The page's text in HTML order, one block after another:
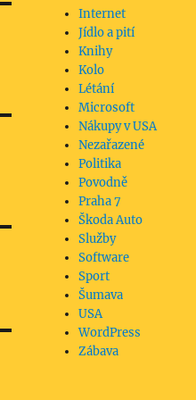
Internet
Jídlo a pití
Knihy
Kolo
Létání
Microsoft
Nákupy v USA
Nezařazené
Politika
Povodně
Praha 7
Škoda Auto
Služby
Software
Sport
Šumava
USA
WordPress
Zábava